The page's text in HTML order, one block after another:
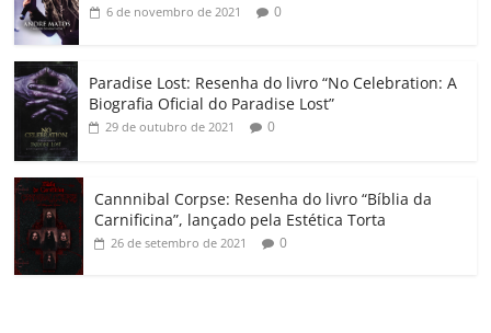
6 de novembro de 2021 0
Paradise Lost: Resenha do livro “No Celebration: A
Biografia Oficial do Paradise Lost”
29 de outubro de 2021 0
Cannnibal Corpse: Resenha do livro “Bíblia da
Carnificina”, lançado pela Estética Torta
26 de setembro de 2021 0